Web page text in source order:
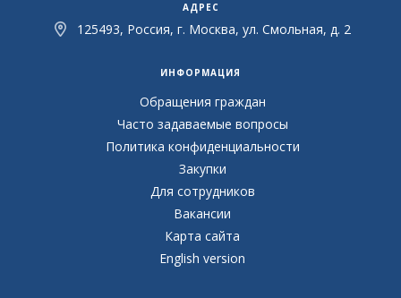
АДРЕС
125493, Россия, г. Москва, ул. Смольная, д. 2
ИНФОРМАЦИЯ
Обращения граждан
Часто задаваемые вопросы
Политика конфиденциальности
Закупки
Для сотрудников
Вакансии
Карта сайта
English version